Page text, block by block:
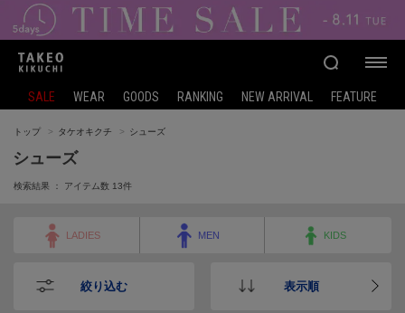
SALE WEAR GOODS RANKING NEW ARRIVAL FEATURE
トップ タケオキクチ シューズ
シューズ
検索結果 ： アイテム数 13件
LADIES MEN KIDS
絞り込む 表示順